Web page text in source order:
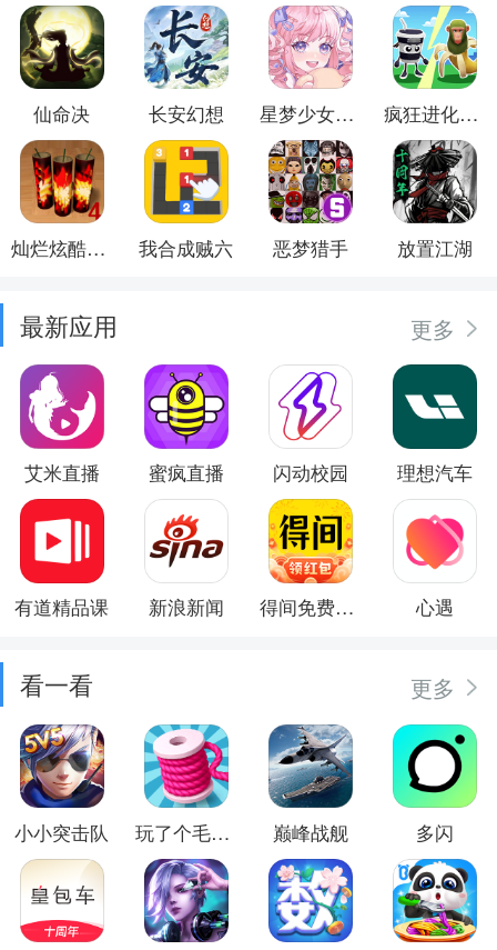
仙命决 长安幻想 星梦少女换装 疯狂进化防卫战
灿烂炫酷模拟器 我合成贼六 恶梦猎手 放置江湖
最新应用 更多
艾米直播 蜜疯直播 闪动校园 理想汽车
有道精品课 新浪新闻 得间免费小说 心遇
看一看 更多
小小突击队 玩了个毛线儿 巅峰战舰 多闪